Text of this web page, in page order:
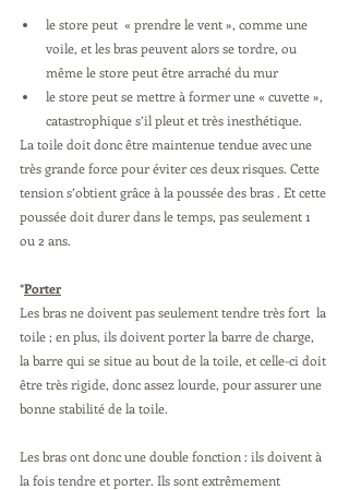
le store peut  « prendre le vent », comme une
voile, et les bras peuvent alors se tordre, ou
même le store peut être arraché du mur
le store peut se mettre à former une « cuvette »,
catastrophique s’il pleut et très inesthétique.
La toile doit donc être maintenue tendue avec une
très grande force pour éviter ces deux risques. Cette
tension s’obtient grâce à la poussée des bras . Et cette
poussée doit durer dans le temps, pas seulement 1
ou 2 ans.
*Porter
Les bras ne doivent pas seulement tendre très fort  la
toile ; en plus, ils doivent porter la barre de charge,
la barre qui se situe au bout de la toile, et celle-ci doit
être très rigide, donc assez lourde, pour assurer une
bonne stabilité de la toile.
Les bras ont donc une double fonction : ils doivent à
la fois tendre et porter. Ils sont extrêmement